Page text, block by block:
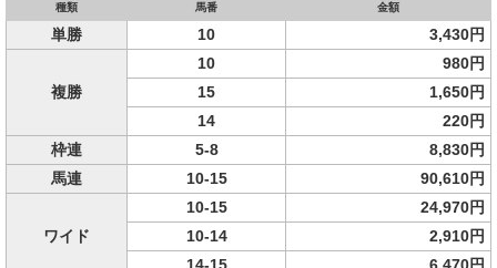
種類 馬番 金額
単勝 10 3,430円
複勝
10
980円
15
1,650円
14
220円
枠連
5-8
8,830円
馬連
10-15 90,610円
ワイド
10-15
24,970円
10-14
2,910円